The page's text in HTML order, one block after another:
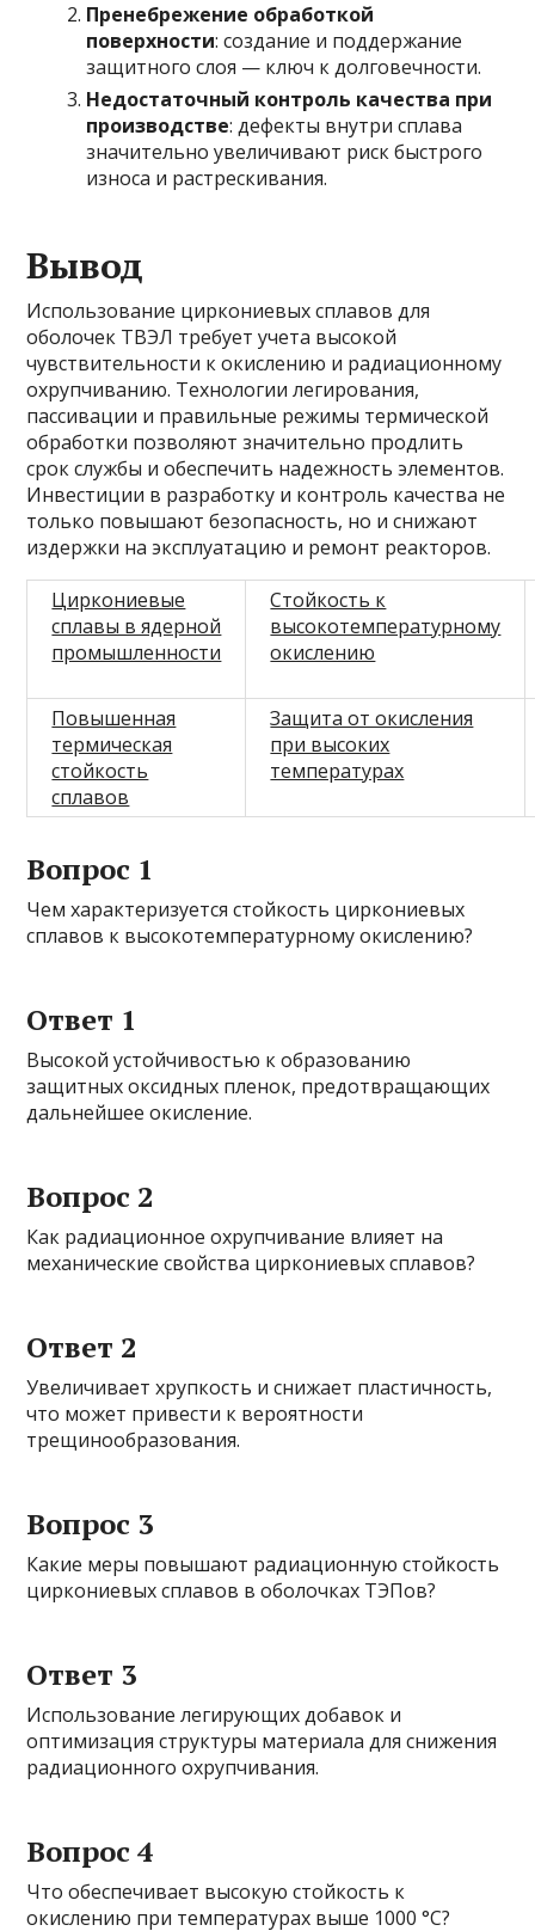
Пренебрежение обработкой
поверхности: создание и поддержание
защитного слоя — ключ к долговечности.
Недостаточный контроль качества при
производстве: дефекты внутри сплава
значительно увеличивают риск быстрого
износа и растрескивания.
Вывод
Использование циркониевых сплавов для
оболочек ТВЭЛ требует учета высокой
чувствительности к окислению и радиационному
охрупчиванию. Технологии легирования,
пассивации и правильные режимы термической
обработки позволяют значительно продлить
срок службы и обеспечить надежность элементов.
Инвестиции в разработку и контроль качества не
только повышают безопасность, но и снижают
издержки на эксплуатацию и ремонт реакторов.
Циркониевые
сплавы в ядерной
промышленности
Стойкость к
высокотемпературному
окислению
Повышенная
термическая
стойкость
сплавов
Защита от окисления
при высоких
температурах
Вопрос 1
Чем характеризуется стойкость циркониевых
сплавов к высокотемпературному окислению?
Ответ 1
Высокой устойчивостью к образованию
защитных оксидных пленок, предотвращающих
дальнейшее окисление.
Вопрос 2
Как радиационное охрупчивание влияет на
механические свойства циркониевых сплавов?
Ответ 2
Увеличивает хрупкость и снижает пластичность,
что может привести к вероятности
трещинообразования.
Вопрос 3
Какие меры повышают радиационную стойкость
циркониевых сплавов в оболочках ТЭПов?
Ответ 3
Использование легирующих добавок и
оптимизация структуры материала для снижения
радиационного охрупчивания.
Вопрос 4
Что обеспечивает высокую стойкость к
окислению при температурах выше 1000 °C?